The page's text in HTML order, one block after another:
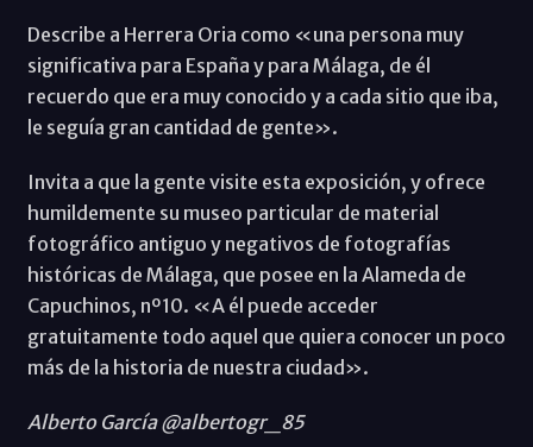
Describe a Herrera Oria como «una persona muy
significativa para España y para Málaga, de él
recuerdo que era muy conocido y a cada sitio que iba,
le seguía gran cantidad de gente».
Invita a que la gente visite esta exposición, y ofrece
humildemente su museo particular de material
fotográfico antiguo y negativos de fotografías
históricas de Málaga, que posee en la Alameda de
Capuchinos, nº10. «A él puede acceder
gratuitamente todo aquel que quiera conocer un poco
más de la historia de nuestra ciudad».
Alberto García @albertogr_85